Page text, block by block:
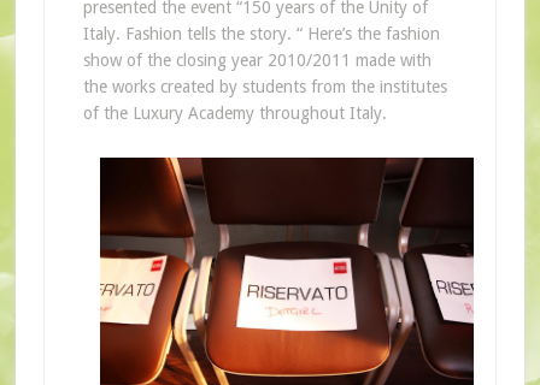
presented the event “150 years of the Unity of
Italy. Fashion tells the story. “ Here’s the fashion
showof the closing year 2010/2011 made ​​with
the works created by students from the institutes
of the Luxury Academy throughout Italy.